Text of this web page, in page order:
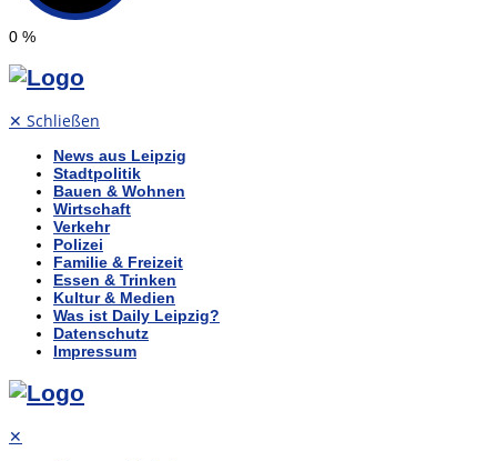
0 %
✕ Schließen
News aus Leipzig
Stadtpolitik
Bauen & Wohnen
Wirtschaft
Verkehr
Polizei
Familie & Freizeit
Essen & Trinken
Kultur & Medien
Was ist Daily Leipzig?
Datenschutz
Impressum
✕